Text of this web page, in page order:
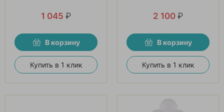
1 045 ₽
В корзину
Купить в 1 клик
2 100 ₽
В корзину
Купить в 1 клик